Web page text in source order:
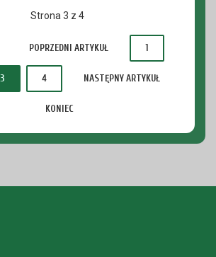
Strona 3 z 4
POPRZEDNI ARTYKUŁ 1
3 4 NASTĘPNY ARTYKUŁ
KONIEC